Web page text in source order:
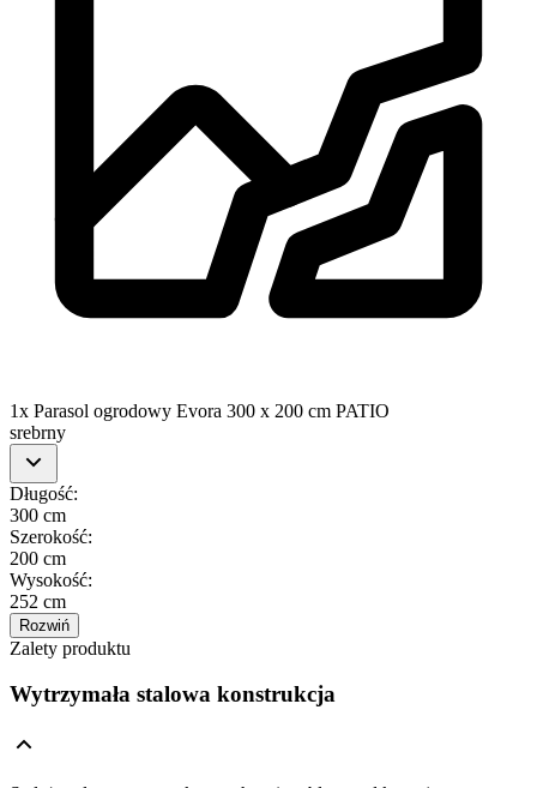
1x Parasol ogrodowy Evora 300 x 200 cm PATIO
srebrny
Długość:
300 cm
Szerokość:
200 cm
Wysokość:
252 cm
Rozwiń
Zalety produktu
Wytrzymała stalowa konstrukcja